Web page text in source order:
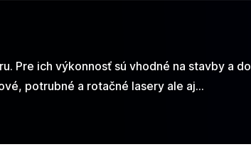
Pre ich výkonnosť sú vhodné na stavby a do
potrubné a rotačné lasery ale aj…